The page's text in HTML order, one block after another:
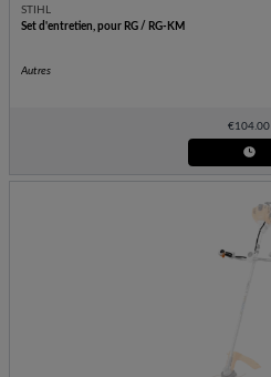
STIHL
Set d'entretien, pour RG / RG-KM
Autres
€104.00